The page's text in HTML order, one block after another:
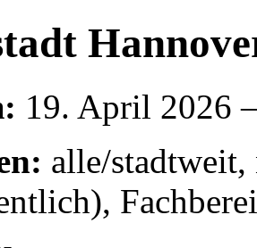
19. April 2026
alle/